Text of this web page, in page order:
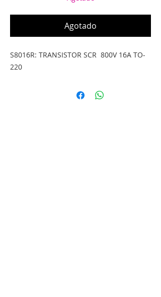
Agotado
S8016R: TRANSISTOR SCR  800V 16A TO-
220